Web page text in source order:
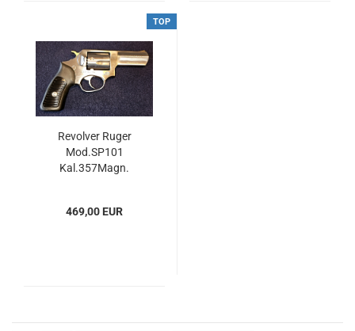
TOP
Revolver Ruger
Mod.SP101
Kal.357Magn.
469,00 EUR